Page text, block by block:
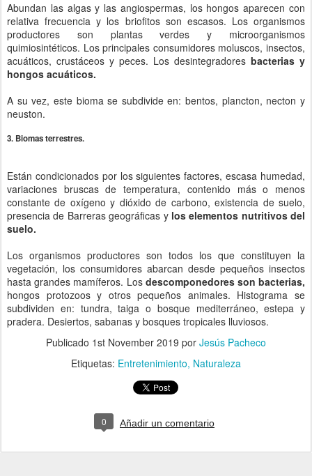
Abundan las algas y las angiospermas, los hongos aparecen con
relativa frecuencia y los briofitos son escasos. Los organismos
productores son plantas verdes y microorganismos
quimiosintéticos. Los principales consumidores moluscos, insectos,
acuáticos, crustáceos y peces. Los desintegradores bacterias y
hongos acuáticos.
A su vez, este bioma se subdivide en: bentos, plancton, necton y
neuston.
3. Biomas terrestres.
Están condicionados por los siguientes factores, escasa humedad,
variaciones bruscas de temperatura, contenido más o menos
constante de oxígeno y dióxido de carbono, existencia de suelo,
presencia de Barreras geográficas y los elementos nutritivos del
suelo.
Los organismos productores son todos los que constituyen la
vegetación, los consumidores abarcan desde pequeños insectos
hasta grandes mamíferos. Los descomponedores son bacterias,
hongos protozoos y otros pequeños animales. Histograma se
subdividen en: tundra, taiga o bosque mediterráneo, estepa y
pradera. Desiertos, sabanas y bosques tropicales lluviosos.
Publicado 1st November 2019 por Jesús Pacheco
Etiquetas: Entretenimiento Naturaleza
0 Añadir un comentario